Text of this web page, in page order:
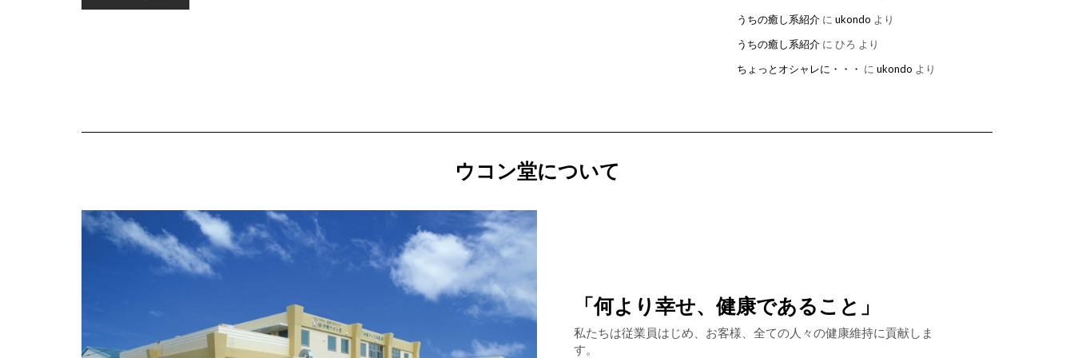
うちの癒し系紹介 に ukondo より
うちの癒し系紹介 に ひろ より
ちょっとオシャレに・・・ に ukondo より
ウコン堂について
「何より幸せ、健康であること」
私たちは従業員はじめ、お客様、全ての人々の健康維持に貢献しま
す。